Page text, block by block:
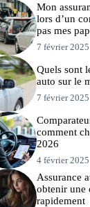
Mon
lors d’un
pas mes
7 février 2025
Quels sont
auto sur le
7 février 2025
comment
2026
4 février 2025
Assurance
obtenir une
rapidement